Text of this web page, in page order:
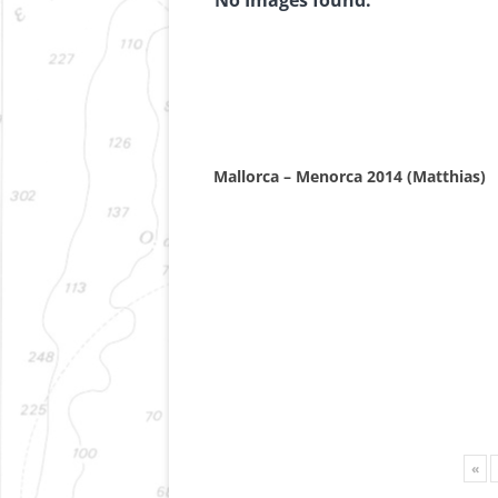
Mallorca – Menorca 2014 (Matthias)
«